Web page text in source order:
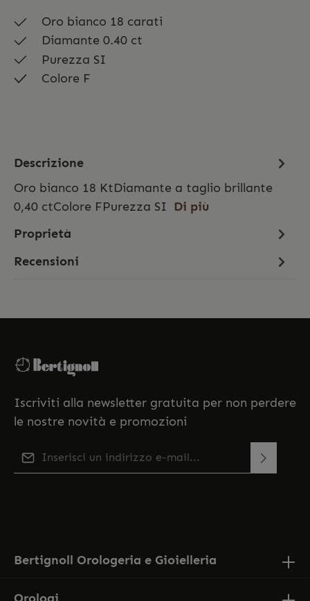
Oro bianco 18 carati
Diamante 0.40 ct
Purezza SI
Colore F
Descrizione
Oro bianco 18 KtDiamante a taglio brillante
0,40 ctColore FPurezza SI Di più
Proprietà
Recensioni
Iscriviti alla newsletter gratuita per non perdere
le nostre novità e promozioni
Indirizzo e-mail*
Bertignoll Orologeria e Gioielleria